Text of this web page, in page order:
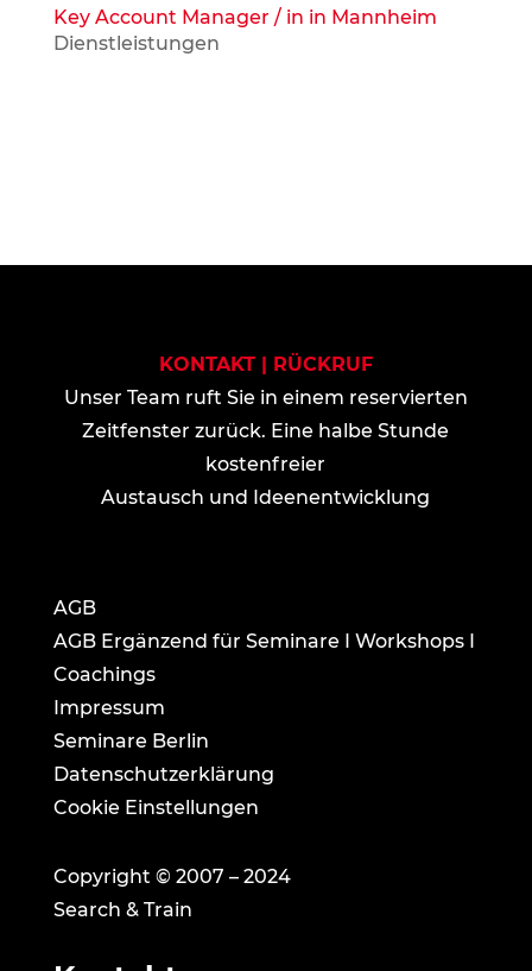
Key Account Manager / in in Mannheim
Dienstleistungen
KONTAKT | RÜCKRUF
Unser Team ruft Sie in einem reservierten
Zeitfenster zurück. Eine halbe Stunde
kostenfreier
Austausch und Ideenentwicklung
AGB
AGB Ergänzend für Seminare I Workshops I
Coachings
Impressum
Seminare Berlin
Datenschutzerklärung
Cookie Einstellungen
Copyright © 2007 – 2024
Search & Train